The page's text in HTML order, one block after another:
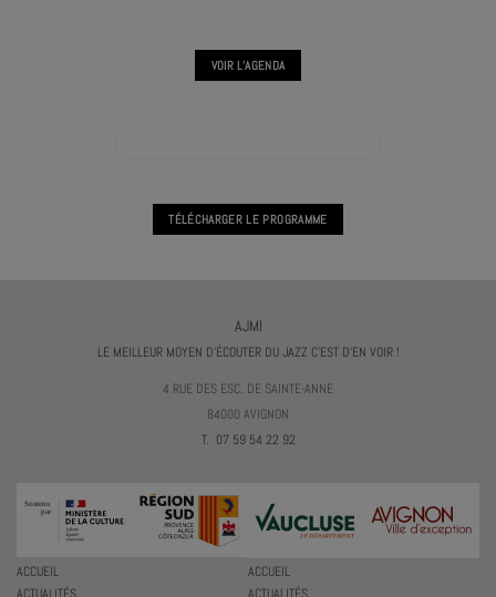
VOIR L'AGENDA
TÉLÉCHARGER LE PROGRAMME
AJMI
LE MEILLEUR MOYEN D'ÉCOUTER DU JAZZ C'EST D'EN VOIR !
4 RUE DES ESC. DE SAINTE-ANNE
84000 AVIGNON
T. 07 59 54 22 92
ACCUEIL
ACCUEIL